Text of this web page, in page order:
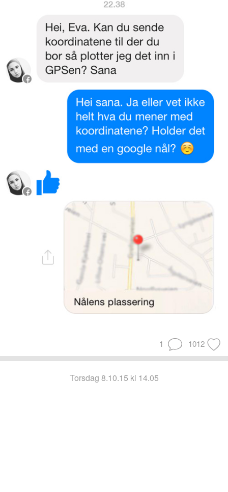
1 1012
torsdag 8.10.15 kl 14.05